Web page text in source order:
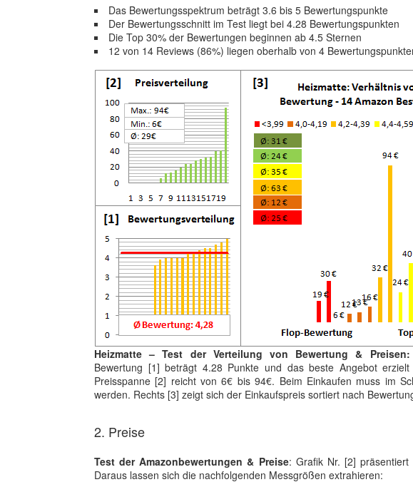
Das Bewertungsspektrum beträgt 3.6 bis 5 Bewertungspunkte
Der Bewertungsschnitt im Test liegt bei 4.28 Bewertungspunkten
Die Top 30% der Bewertungen beginnen ab 4.5 Sternen
12 von 14 Reviews (86%) liegen oberhalb von 4
Heizmatte – Test der Verteilung von Bewertung & Preisen:
Bewertung [1] beträgt 4.28 Punkte und das beste Angebot
Preisspanne [2] reicht von 6€ bis 94€. Beim Einkaufen muss im
werden. Rechts [3] zeigt sich der Einkaufspreis sortiert nach
2. Preise
Test der Amazonbewertungen & Preise: Grafik Nr. [2] präsentiert
Daraus lassen sich die nachfolgenden Messgrößen extrahieren: